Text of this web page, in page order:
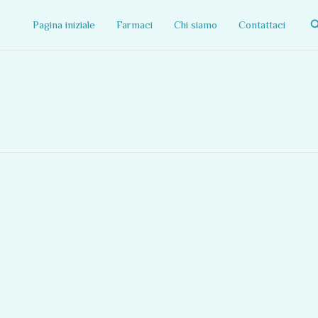
Pagina iniziale Farmaci Chi siamo Contattaci